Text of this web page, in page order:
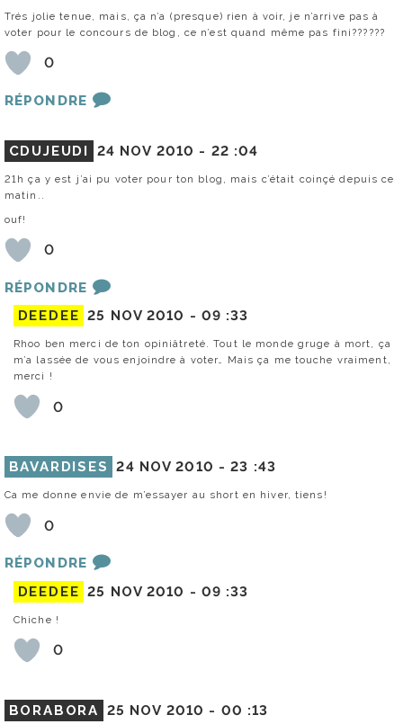
Trés jolie tenue, mais, ça n’a (presque) rien à voir, je n’arrive pas à
voter pour le concours de blog, ce n’est quand même pas fini??????
0
RÉPONDRE
CDUJEUDI 24 NOV 2010 - 22 :04
21h ça y est j’ai pu voter pour ton blog, mais c’était coinçé depuis ce
matin..
ouf!
0
RÉPONDRE
DEEDEE 25 NOV 2010 - 09 :33
Rhoo ben merci de ton opiniâtreté. Tout le monde gruge à mort, ça
m’a lassée de vous enjoindre à voter… Mais ça me touche vraiment,
merci !
0
BAVARDISES 24 NOV 2010 -23 :43
Ca me donne envie de m’essayer au short en hiver, tiens!
0
RÉPONDRE
DEEDEE 25 NOV 2010 - 09 :33
Chiche !
0
BORABORA 25 NOV 2010 - 00 :13